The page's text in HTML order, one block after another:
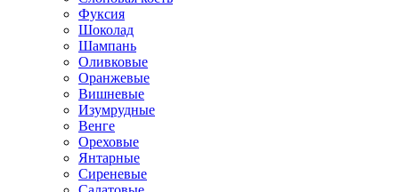
Фуксия
Шоколад
Шампань
Оливковые
Оранжевые
Вишневые
Изумрудные
Венге
Ореховые
Янтарные
Сиреневые